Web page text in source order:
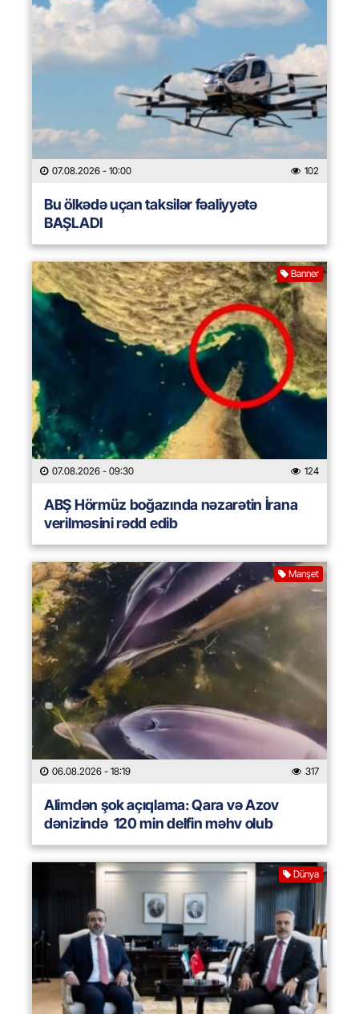
07.08.2026 - 10:00 102
Bu ölkədə uçan taksilər fəaliyyətə
BAŞLADI
Banner
07.08.2026 - 09:30 124
ABŞ Hörmüz boğazında nəzarətin İrana
verilməsini rədd edib
Manşet
06.08.2026 - 18:19 317
Alimdən şok açıqlama: Qara və Azov
dənizində 120 min delfin məhv olub
Dünya